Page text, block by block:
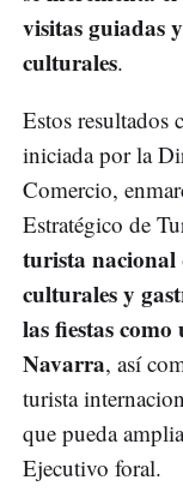
visitas guiadas
culturales.
Estos resultados
iniciada por la
Comercio,
Estratégico de
turista nacional
culturales y
las fiestas
Navarra, así
turista
que pueda
Ejecutivo foral.